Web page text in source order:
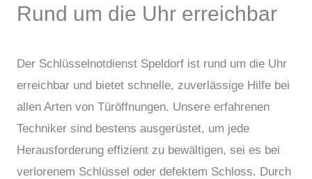
Rund um die Uhr erreichbar
Der Schlüsselnotdienst Speldorf ist rund um die Uhr
erreichbar und bietet schnelle, zuverlässige Hilfe bei
allen Arten von Türöffnungen. Unsere erfahrenen
Techniker sind bestens ausgerüstet, um jede
Herausforderung effizient zu bewältigen, sei es bei
verlorenem Schlüssel oder defektem Schloss. Durch